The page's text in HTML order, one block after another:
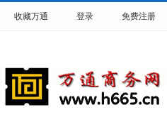
收藏万通 登录 免费注册